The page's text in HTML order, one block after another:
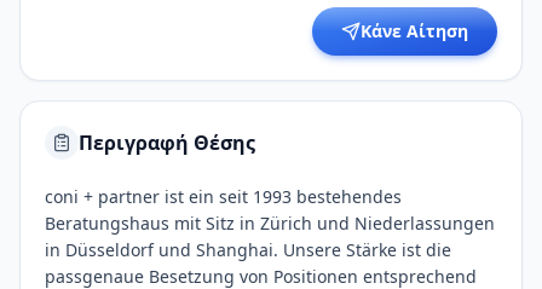
Κάνε Αίτηση
Περιγραφή Θέσης
coni + partner ist ein seit 1993 bestehendes
Beratungshaus mit Sitz in Zürich und Niederlassungen
in Düsseldorf und Shanghai. Unsere Stärke ist die
passgenaue Besetzung von Positionen entsprechend